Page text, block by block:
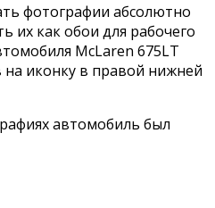
фотографии абсолютно
их как обои для рабочего
McLaren 675LT
на иконку в правой нижней
автомобиль был